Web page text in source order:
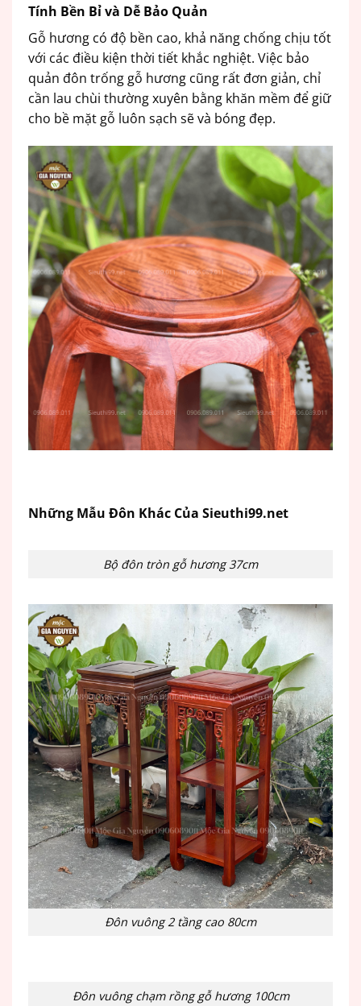
Tính Bền Bỉ và Dễ Bảo Quản
Gỗ hương có độ bền cao, khả năng chống chịu tốt
với các điều kiện thời tiết khắc nghiệt. Việc bảo
quản đôn trống gỗ hương cũng rất đơn giản, chỉ
cần lau chùi thường xuyên bằng khăn mềm để giữ
cho bề mặt gỗ luôn sạch sẽ và bóng đẹp.
Những Mẫu Đôn Khác Của Sieuthi99.net
Bộ đôn tròn gỗ hương 37cm
Đôn vuông 2 tầng cao 80cm
Đôn vuông chạm rồng gỗ hương 100cm